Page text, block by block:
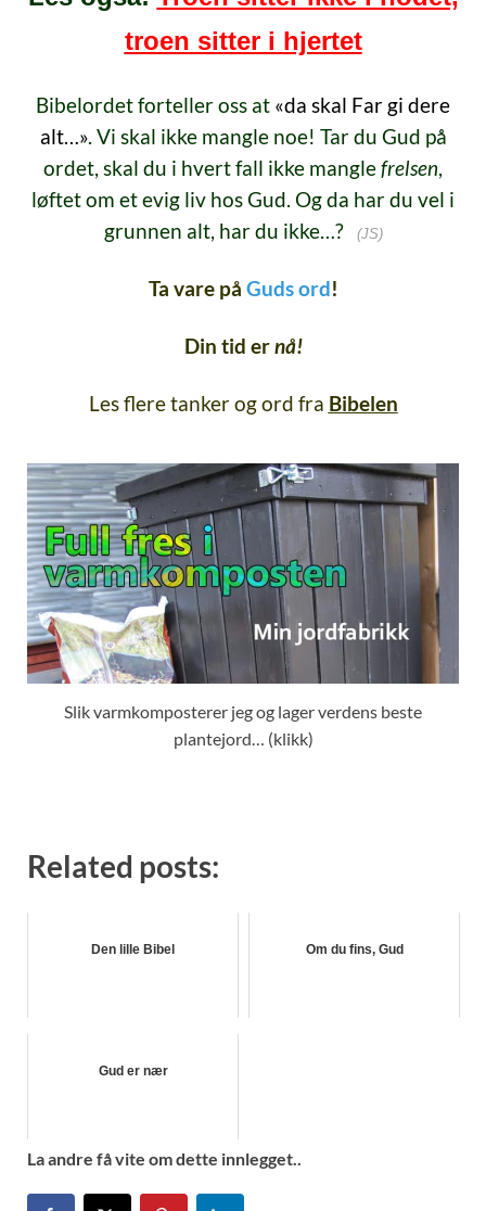
troen sitter i hjertet
Bibelordet forteller oss at «da skal Far gi dere
alt…». Vi skal ikke mangle noe! Tar du Gud på
ordet, skal du i hvert fall ikke manglefrelsen,
løftet om et evig liv hos Gud. Og da har du vel i
grunnen alt, har du ikke…?
(JS)
Ta vare på Guds ord!
Din tid ernå!
Les flere tanker og ord fra Bibelen
Slik varmkomposterer jeg og lager verdens beste
plantejord… (klikk)
Related posts:
Den lille Bibel Om du fins, Gud
Gud er nær
La andre få vite om dette innlegget..